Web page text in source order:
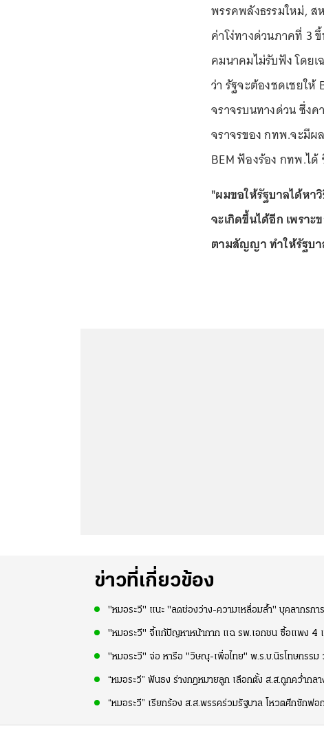
พรรคพลังธรรมใหม่,
ค่าโง่ทางด่วนภาคที่ 3
คมนาคมไม่รับฟัง โดย
ว่า รัฐจะต้องชดเชยให้
จราจรบนทางด่วน ซึ่ง
จราจรของ กทพ.จะมีผ
BEM ฟ้องร้อง กทพ.ได้
"ผมขอให้รัฐบาลได้หา
จะเกิดขึ้นได้อีก เพรา
ตามสัญญา ทำให้รัฐบ
ข่าวที่เกี่ยวข้อง
"หมอระวี" แนะ "ลดช่องว่าง-ความเหลื่อมล้ำ" บุคลากรก
"หมอระวี" จี้แก้ปัญหาหน้ากาก แฉ รพ.เอกชน ซื้อแพง 4
"หมอระวี" จ่อ หารือ "วิษณุ-เพื่อไทย" พ.ร.บ.นิรโทษกรรม
“หมอระวี” ฟันธง ร่างกฎหมายลูก เลือกตั้ง ส.ส.ถูกคว่ำกล
“หมอระวี” เรียกร้อง ส.ส.พรรคร่วมรัฐบาล โหวตศึกซักฟอ